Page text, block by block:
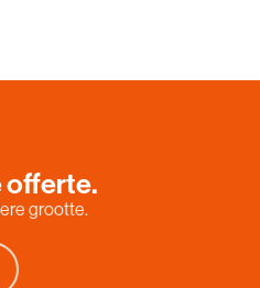
offerte.
grootte.